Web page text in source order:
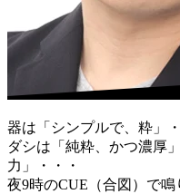
器は「シンプルで、粋」
ダシは「純粋、かつ濃厚
力」・・・
夜9時のCUE（合図）で鳴